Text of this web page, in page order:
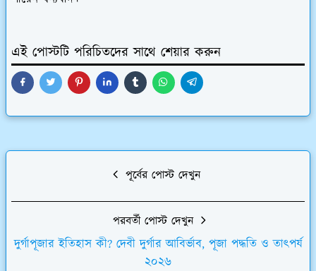
এই পোস্টটি পরিচিতদের সাথে শেয়ার করুন
পূর্বের পোস্ট দেখুন
পরবর্তী পোস্ট দেখুন
দুর্গাপূজার ইতিহাস কী? দেবী দুর্গার আবির্ভাব, পূজা পদ্ধতি ও তাৎপর্য
২০২৬